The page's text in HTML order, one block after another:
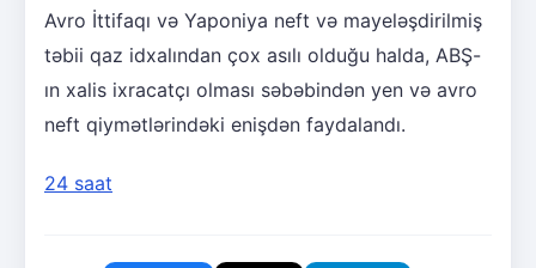
Avro İttifaqı və Yaponiya neft və mayeləşdirilmiş
təbii qaz idxalından çox asılı olduğu halda, ABŞ-
ın xalis ixracatçı olması səbəbindən yen və avro
neft qiymətlərindəki enişdən faydalandı.
24 saat